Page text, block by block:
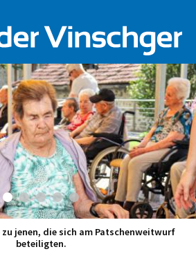
zu jenen, die sich am Patschenweitwurf
beteiligten.